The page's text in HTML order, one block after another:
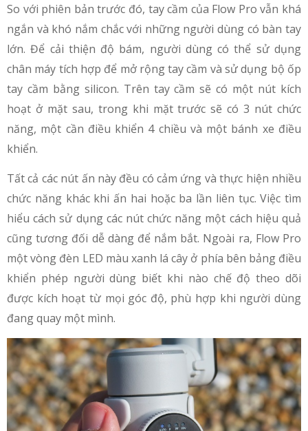
So với phiên bản trước đó, tay cầm của Flow Pro vẫn khá
ngắn và khó nắm chắc với những người dùng có bàn tay
lớn. Để cải thiện độ bám, người dùng có thể sử dụng
chân máy tích hợp để mở rộng tay cầm và sử dụng bộ ốp
tay cầm bằng silicon. Trên tay cầm sẽ có một nút kích
hoạt ở mặt sau, trong khi mặt trước sẽ có 3 nút chức
năng, một cần điều khiển 4 chiều và một bánh xe điều
khiển.
Tất cả các nút ấn này đều có cảm ứng và thực hiện nhiều
chức năng khác khi ấn hai hoặc ba lần liên tục. Việc tìm
hiểu cách sử dụng các nút chức năng một cách hiệu quả
cũng tương đối dễ dàng để nắm bắt. Ngoài ra, Flow Pro
một vòng đèn LED màu xanh lá cây ở phía bên bảng điều
khiển phép người dùng biết khi nào chế độ theo dõi
được kích hoạt từ mọi góc độ, phù hợp khi người dùng
đang quay một mình.